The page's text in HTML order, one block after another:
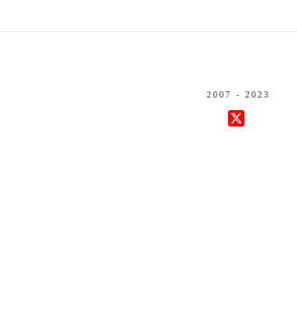
2007 - 2023